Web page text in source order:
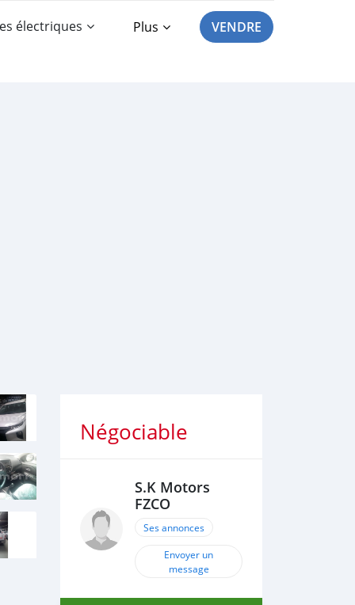
électriques Plus VENDRE
Négociable
S.K Motors
FZCO
Ses annonces
Envoyer un
message